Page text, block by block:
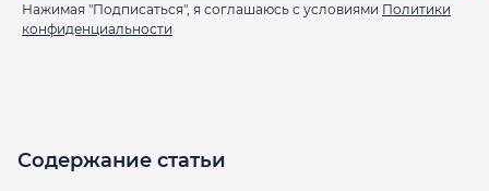
Нажимая "Подписаться", я соглашаюсь с условиями Политики
конфиденциальности
Содержание статьи